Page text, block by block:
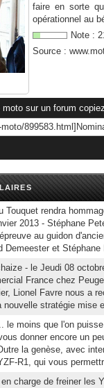
faire en sorte
opérationnel au
Note :
Source :
moto sur un forum
Touquet rendra
2013 - Stéphane
au guidon
Demeester et
- le Jeudi 08
France chez
Lionel Favre nous a
nouvelle stratégie mise
le moins que l'on
donner encore un
la genèse, avec
R1, qui vous
charge de freiner les